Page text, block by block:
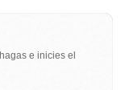
e inicies el